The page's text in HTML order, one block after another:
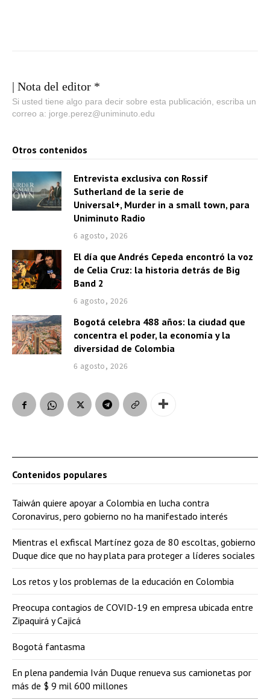
| Nota del editor *
Si usted tiene algo para decir sobre esta publicación, escriba un
correo a: jorge.perez@uniminuto.edu
Otros contenidos
Entrevista exclusiva con Rossif
Sutherland de la serie de
Universal+, Murder in a small town, para
Uniminuto Radio
6 agosto, 2026
El día que Andrés Cepeda encontró la voz
de Celia Cruz: la historia detrás de Big
Band 2
6 agosto, 2026
Bogotá celebra 488 años: la ciudad que
concentra el poder, la economía y la
diversidad de Colombia
6 agosto, 2026
Contenidos populares
Taiwán quiere apoyar a Colombia en lucha contra
Coronavirus, pero gobierno no ha manifestado interés
Mientras el exfiscal Martínez goza de 80 escoltas, gobierno
Duque dice que no hay plata para proteger a líderes sociales
Los retos y los problemas de la educación en Colombia
Preocupa contagios de COVID-19 en empresa ubicada entre
Zipaquirá y Cajicá
Bogotá fantasma
En plena pandemia Iván Duque renueva sus camionetas por
más de $ 9 mil 600 millones